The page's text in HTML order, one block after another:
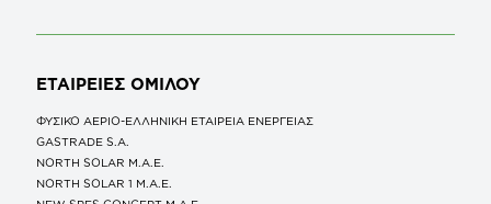
ΕΤΑΙΡΕΙΕΣ ΟΜΙΛΟΥ
ΦΥΣΙΚΟ ΑΕΡΙΟ-ΕΛΛΗΝΙΚΗ ΕΤΑΙΡΕΙΑ ΕΝΕΡΓΕΙΑΣ
GASTRADE S.A.
NORTH SOLAR M.Α.Ε.
NORTH SOLAR 1 M.Α.Ε.